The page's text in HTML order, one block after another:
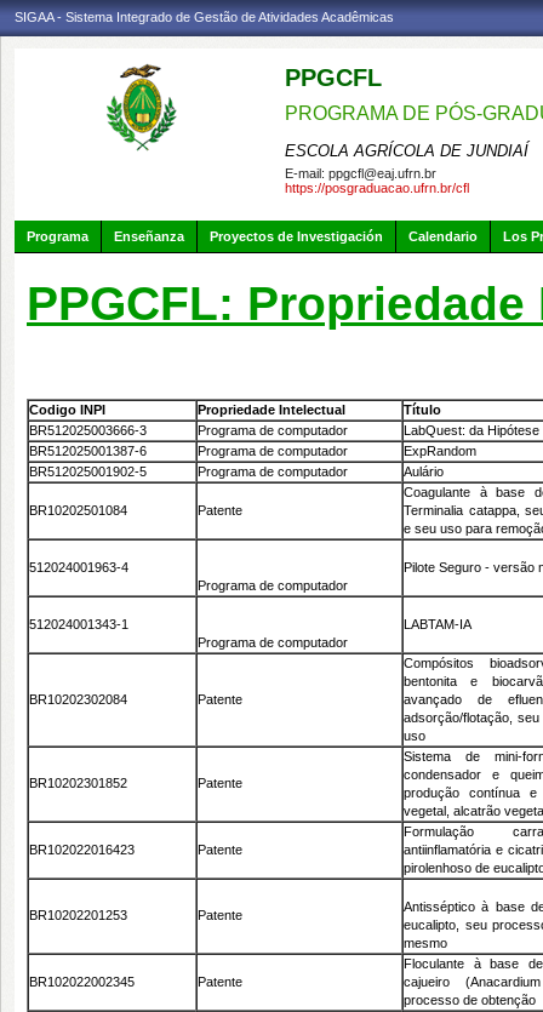
SIGAA - Sistema Integrado de Gestão de Atividades Acadêmicas
PPGCFL
PROGRAMA DE PÓS-
ESCOLA AGRÍCOLA DE JUNDIAÍ
E-mail: ppgcfl@eaj.ufrn.br
https://posgraduacao.ufrn.br/cfl
Programa Enseñanza Proyectos de Investigación Calendario Los
PPGCFL:
Codigo INPI Propriedade Intelectual
Título
BR512025003666-3
Programa de computador
LabQuest: da Hipótese
BR512025001387-6
Programa de computador
ExpRandom
BR512025001902-5
Programa de computador Aulário
BR10202501084 Patente
Coagulante à base
Terminalia catappa,
e seu uso para
512024001963-4
Programa de computador
Pilote Seguro - versão
512024001343-1
Programa de computador
LABTAM-IA
BR10202302084 Patente
Compósitos
bentonita e
avançado de
adsorção/flotação,
uso
BR10202301852 Patente
Sistema de mini-
condensador e
produção contínua
vegetal, alcatrão
BR102022016423 Patente
Formulação
antiinflamatória e
pirolenhoso de
BR10202201253 Patente
Antisséptico à base
eucalipto, seu
mesmo
BR102022002345 Patente
Floculante à base
cajueiro
processo de obtenção